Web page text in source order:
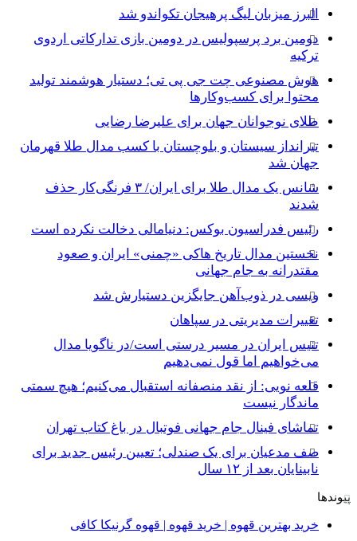
البرز میزبان لیگ پرهیجان تکواندو شد
دومین برد پرسپولیس در دومین بازی تدارکاتی اردوی
ترکیه
هوش مصنوعی چت جی پی تی؛ دستیار هوشمند تولید
محتوا برای کسب‌وکارها
طلای نوجوانان جهان برای علیرضا رضایی
تیرانداز سیستان و بلوچستان با کسب مدال طلا قهرمان
جهان شد
شانس یک مدال طلا برای ایران/ ۳ فرنگی‌کار حذف
شدند
رئیس فدراسیون بوکس: دنیامالی دخالت نکرده است
نخستین مدال تاریخ هاکی «چمنی» ایران و صعود
مقتدرانه به جام جهانی
ویسی در ذوب‌آهن جایگزین دستیارش شد
تغییرات مدیریتی در سپاهان
تنیس ایران در مسیر درستی است/در ناگویا مدال
می‌خواهیم اما قول نمی‌دهیم
قلعه نویی: از نقد منصفانه استقبال می‌کنیم؛ هیچ سمتی
ماندگار نیست
تماشای فینال جام جهانی فوتبال در باغ کتاب تهران
صف مدعیان برای یک صندلی؛ تعیین رئیس جدید برای
نابینایان بعد از ۱۲ سال
پیوندها
خرید بهترین قهوه | خرید قهوه | قهوه گرنیکا کافی